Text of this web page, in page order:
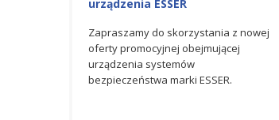
Zapraszamy do skorzystania z
czerwcowej oferty promocyjnej
obejmującej urządzenia systemów
bezpieczeństwa marki ESSER.